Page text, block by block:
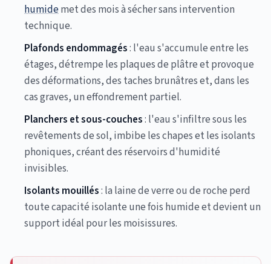
humidemet des mois à sécher sans intervention
technique.
Plafonds endommagés: l'eau s'accumule entre les
étages, détrempe les plaques de plâtre et provoque
des déformations, des taches brunâtres et, dans les
cas graves, un effondrement partiel.
Planchers et sous-couches: l'eau s'infiltre sous les
revêtements de sol, imbibe les chapes et les isolants
phoniques, créant des réservoirs d'humidité
invisibles.
Isolants mouillés: la laine de verre ou de roche perd
toute capacité isolante une fois humide et devient un
support idéal pour les moisissures.